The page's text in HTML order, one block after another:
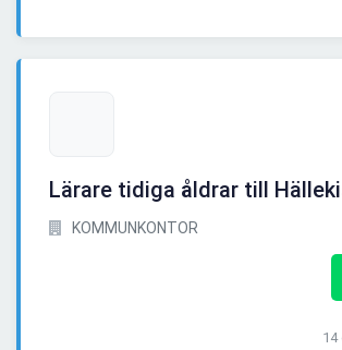
Lärare tidiga åldrar till
KOMMUNKONTOR
14